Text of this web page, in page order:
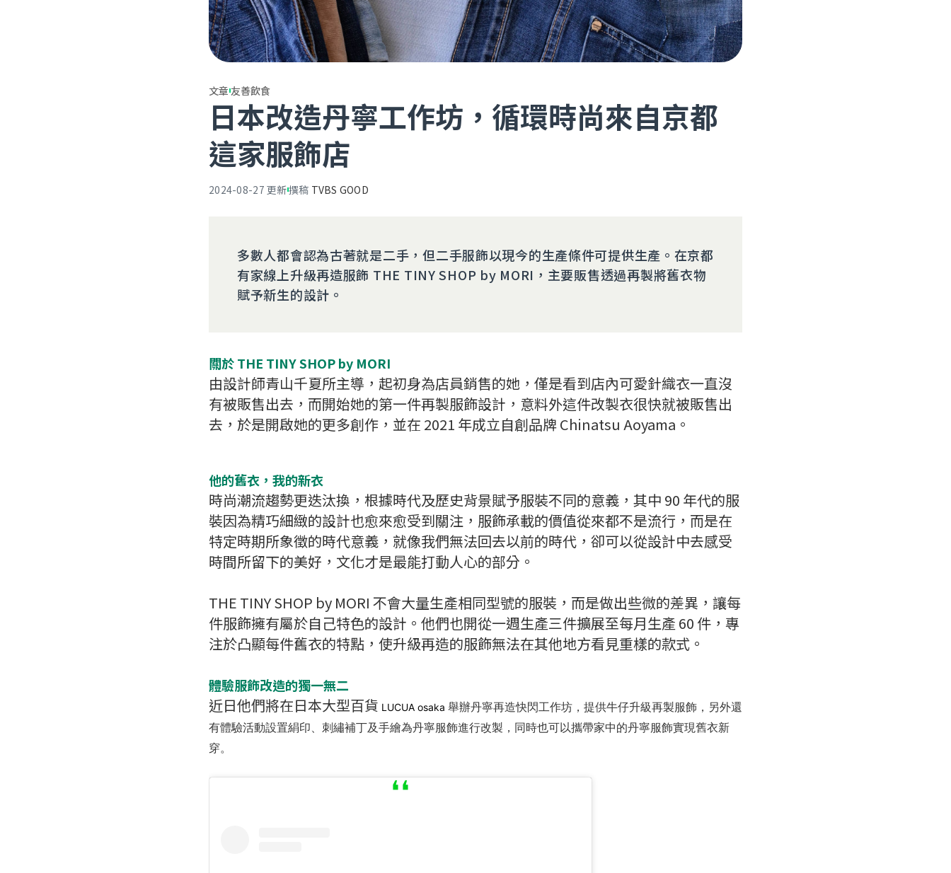
文章友善飲食
日本改造丹寧工作坊，循環時尚來自京都
這家服飾店
2024-08-27 更新撰稿 TVBS GOOD
多數人都會認為古著就是二手，但二手服飾以現今的生產條件可提供生產。在京都
有家線上升級再造服飾 THE TINY SHOP by MORI，主要販售透過再製將舊衣物
賦予新生的設計。
關於THE TINY SHOP by MORI
由設計師青山千夏所主導，起初身為店員銷售的她，僅是看到店內可愛針織衣一直沒
有被販售出去，而開始她的第一件再製服飾設計，意料外這件改製衣很快就被販售出
去，於是開啟她的更多創作，並在 2021 年成立自創品牌 Chinatsu Aoyama。
他的舊衣，我的新衣
時尚潮流趨勢更迭汰換，根據時代及歷史背景賦予服裝不同的意義，其中 90 年代的服
裝因為精巧細緻的設計也愈來愈受到關注，服飾承載的價值從來都不是流行，而是在
特定時期所象徵的時代意義，就像我們無法回去以前的時代，卻可以從設計中去感受
時間所留下的美好，文化才是最能打動人心的部分。
THE TINY SHOP by MORI 不會大量生產相同型號的服裝，而是做出些微的差異，讓每
件服飾擁有屬於自己特色的設計。他們也開從一週生產三件擴展至每月生產 60 件，專
注於凸顯每件舊衣的特點，使升級再造的服飾無法在其他地方看見重樣的款式。
體驗服飾改造的獨一無二
近日他們將在日本大型百貨 LUCUA osaka 舉辦丹寧再造快閃工作坊，提供牛仔升級再製服飾，另外還
有體驗活動設置絹印、刺繡補丁及手繪為丹寧服飾進行改製，同時也可以攜帶家中的丹寧服飾實現舊衣新
穿。